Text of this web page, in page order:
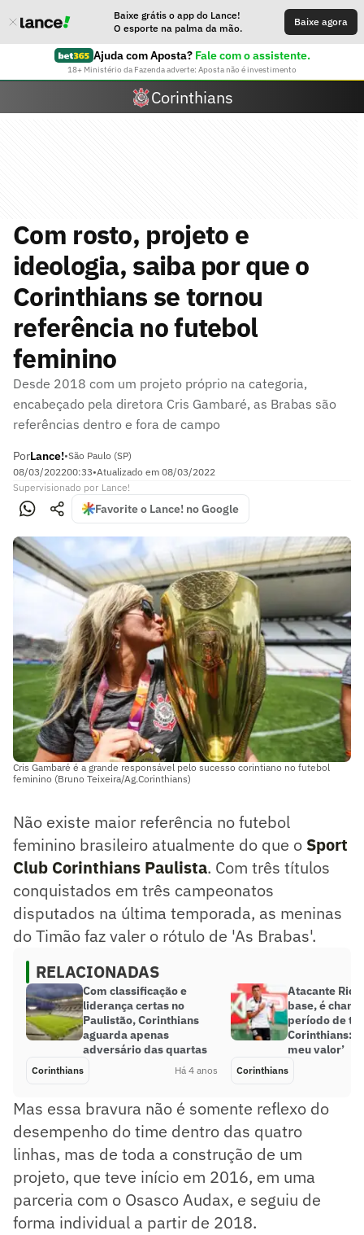
Baixe grátis o app do Lance!
O esporte na palma da mão.
Baixe agora
Ajuda com Aposta? Fale com o assistente.
18+ Ministério da Fazenda adverte: Aposta não é investimento
Corinthians
Com rosto, projeto e
ideologia, saiba por que o
Corinthians se tornou
referência no futebol
feminino
Desde 2018 com um projeto próprio na categoria,
encabeçado pela diretora Cris Gambaré, as Brabas são
referências dentro e fora de campo
PorLance!•São Paulo (SP)
08/03/202200:33•Atualizado em 08/03/2022
Supervisionado por Lance!
Favorite o Lance! no Google
Cris Gambaré é a grande responsável pelo sucesso corintiano no futebol
feminino (Bruno Teixeira/Ag.Corinthians)
Não existe maior referência no futebol
feminino brasileiro atualmente do que o Sport
Club Corinthians Paulista. Com três títulos
conquistados em três campeonatos
disputados na última temporada, as meninas
do Timão faz valer o rótulo de 'As Brabas'.
RELACIONADAS
Com classificação e
liderança certas no
Paulistão, Corinthians
aguarda apenas
adversário das quartas
Corinthians Há 4 anos
Atacante
base, é
período de
Corinthians:
meu valor’
Corinthians
Mas essa bravura não é somente reflexo do
desempenho do time dentro das quatro
linhas, mas de toda a construção de um
projeto, que teve início em 2016, em uma
parceria com o Osasco Audax, e seguiu de
forma individual a partir de 2018.